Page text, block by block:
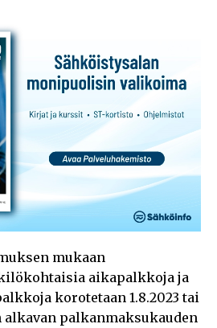
mukaan
aikapalkkoja ja
korotetaan 1.8.2023 tai
palkanmaksukauden